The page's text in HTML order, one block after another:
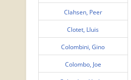
Clahsen, Peer
Clotet, Lluis
Colombini, Gino
Colombo, Joe